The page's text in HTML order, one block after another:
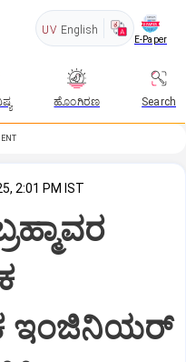
UV English
E-Paper
ಹೊಂಗಿರಣ Search
2:01 PM IST
ಇಂಜಿನಿಯರ್